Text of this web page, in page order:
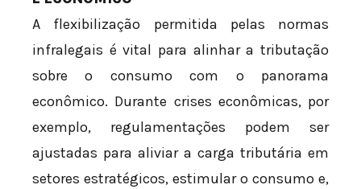
A flexibilização permitida pelas normas
infralegais é vital para alinhar a tributação
sobre o consumo com o panorama
econômico. Durante crises econômicas, por
exemplo, regulamentações podem ser
ajustadas para aliviar a carga tributária em
setores estratégicos, estimular o consumo e,